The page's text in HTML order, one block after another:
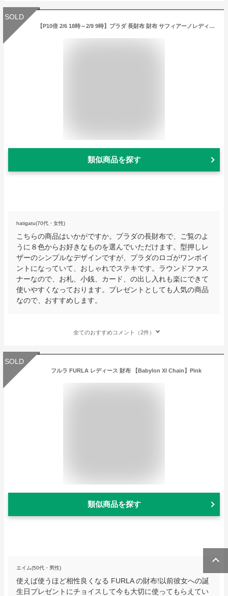
SOLD
【P10倍 2/6 18時～2/9 9時】プラダ 長財布 財布 サフィアーノレディース PRADA 1ML506 QWA 一粒万倍日
類似商品を探す
hatigatu(70代・女性)
こちらの商品はいかがですか。プラダの長財布で、ご覧のよ
うに８色からお好きなものを選んでいただけます。型押しレ
ザーのシンプルなデザインですが、プラダのロゴがワンポイ
ントになっていて、おしゃれでステキです。ラウンドファス
ナーなので、お札、小銭、カード、の出し入れも楽にできて
使いやすくなっております。プレゼントとしても人気の商品
なので、おすすめします。
全てのおすすめコメント（2件）
SOLD
フルラ FURLA レディース 財布 【Babylon Xl Chain】Pink
類似商品を探す
エイム(50代・男性)
使えば使うほど相性良くなる FURLA の財布!以前彼女への誕
生日プレゼントにチョイスして今も大切に使ってもらえてい